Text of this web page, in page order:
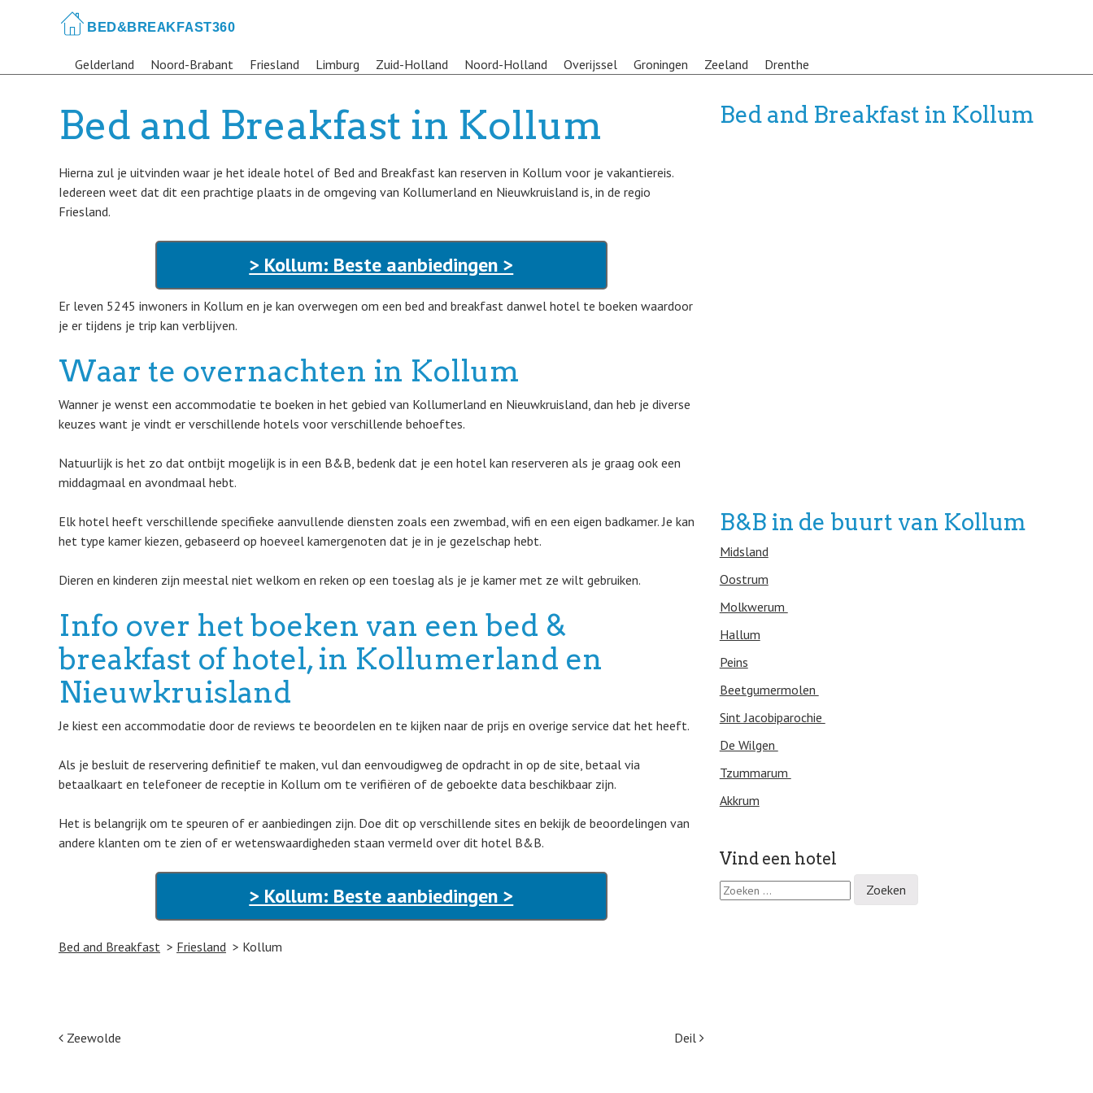
Gelderland Noord-Brabant Friesland Limburg Zuid-Holland Noord-Holland Overijssel Groningen Zeeland Drenthe
Bed and Breakfast in Kollum
Hierna zul je uitvinden waar je het ideale hotel of Bed and Breakfast kan reserven in Kollum voor je vakantiereis.
Iedereen weet dat dit een prachtige plaats in de omgeving van Kollumerland en Nieuwkruisland is, in de regio
Friesland.
> Kollum: Beste aanbiedingen >
Er leven 5245 inwoners in Kollum en je kan overwegen om een bed and breakfast danwel hotel te boeken waardoor
je er tijdens je trip kan verblijven.
Waar te overnachten in Kollum
Wanner je wenst een accommodatie te boeken in het gebied van Kollumerland en Nieuwkruisland, dan heb je diverse
keuzes want je vindt er verschillende hotels voor verschillende behoeftes.
Natuurlijk is het zo dat ontbijt mogelijk is in een B&B, bedenk dat je een hotel kan reserveren als je graag ook een
middagmaal en avondmaal hebt.
Elk hotel heeft verschillende specifieke aanvullende diensten zoals een zwembad, wifi en een eigen badkamer. Je kan
het type kamer kiezen, gebaseerd op hoeveel kamergenoten dat je in je gezelschap hebt.
Dieren en kinderen zijn meestal niet welkom en reken op een toeslag als je je kamer met ze wilt gebruiken.
Info over het boeken van een bed &
breakfast of hotel, in Kollumerland en
Nieuwkruisland
Je kiest een accommodatie door de reviews te beoordelen en te kijken naar de prijs en overige service dat het heeft.
Als je besluit de reservering definitief te maken, vul dan eenvoudigweg de opdracht in op de site, betaal via
betaalkaart en telefoneer de receptie in Kollum om te verifiëren of de geboekte data beschikbaar zijn.
Het is belangrijk om te speuren of er aanbiedingen zijn. Doe dit op verschillende sites en bekijk de beoordelingen van
andere klanten om te zien of er wetenswaardigheden staan vermeld over dit hotel B&B.
> Kollum: Beste aanbiedingen >
Bed and Breakfast Friesland Kollum
Post navigation
Zeewolde Deil
Bed and Breakfast in Kollum
B&B in de buurt van Kollum
Midsland
Oostrum
Molkwerum
Hallum
Peins
Beetgumermolen
Sint Jacobiparochie
De Wilgen
Tzummarum
Akkrum
Vind een hotel
Z
o